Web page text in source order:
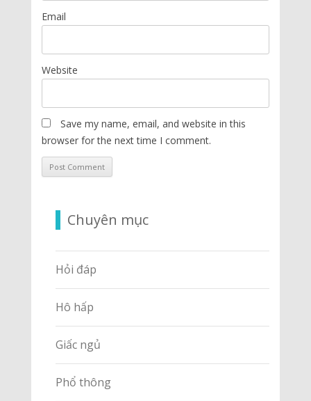
Email
Website
Save my name, email, and website in this
browser for the next time I comment.
Chuyên mục
Hỏi đáp
Hô hấp
Giấc ngủ
Phổ thông